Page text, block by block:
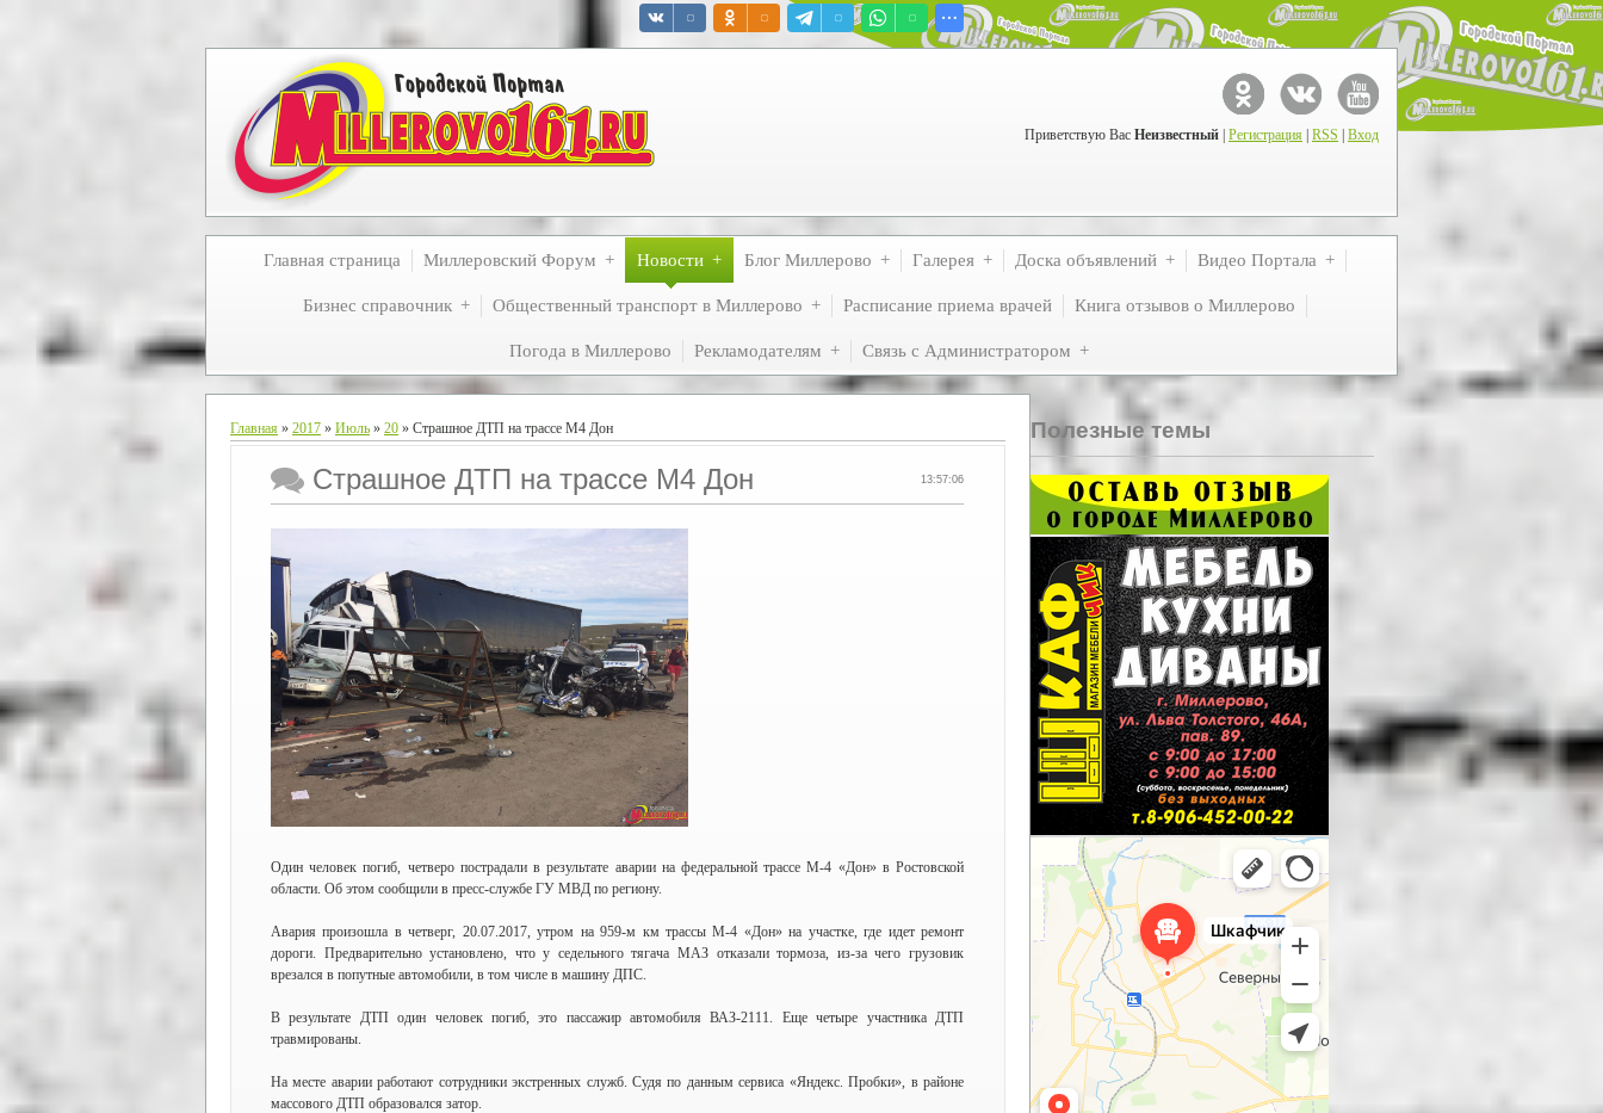
Приветствую Вас Неизвестный Регистрация RSS Вход
Главная страница Миллеровский Форум Новости Блог Миллерово Галерея Доска объявлений Видео Портала
Бизнес справочник Общественный транспорт в Миллерово Расписание приема врачей Книга отзывов о Миллерово
Погода в Миллерово Рекламодателям Связь с Администратором
Главная » 2017 » Июль » 20 » Страшное ДТП на трассе М4 Дон
13:57:06
Страшное ДТП на трассе М4 Дон
Один человек погиб, четверо пострадали в результате аварии на федеральной трассе М-4 «Дон» в Ростовской
области. Об этом сообщили в пресс-службе ГУ МВД по региону.
Авария произошла в четверг, 20.07.2017, утром на 959-м км трассы М-4 «Дон» на участке, где идет ремонт
дороги. Предварительно установлено, что у седельного тягача МАЗ отказали тормоза, из-за чего грузовик
врезался в попутные автомобили, в том числе в машину ДПС.
В результате ДТП один человек погиб, это пассажир автомобиля ВАЗ-2111. Еще четыре участника ДТП
травмированы.
На месте аварии работают сотрудники экстренных служб. Судя по данным сервиса «Яндекс. Пробки», в районе
массового ДТП образовался затор.
Полезные темы